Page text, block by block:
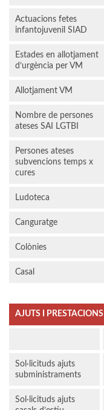
Actuacions fetes
infantojuvenil SIAD
Estades en allotjament
d’urgència per VM
Allotjament VM
Nombre de persones
ateses SAI LGTBI
Persones ateses
subvencions temps x
cures
Ludoteca
Canguratge
Colònies
Casal
AJUTS I PRESTACIONS
Sol·licituds ajuts
subministraments
Sol·licituds ajuts